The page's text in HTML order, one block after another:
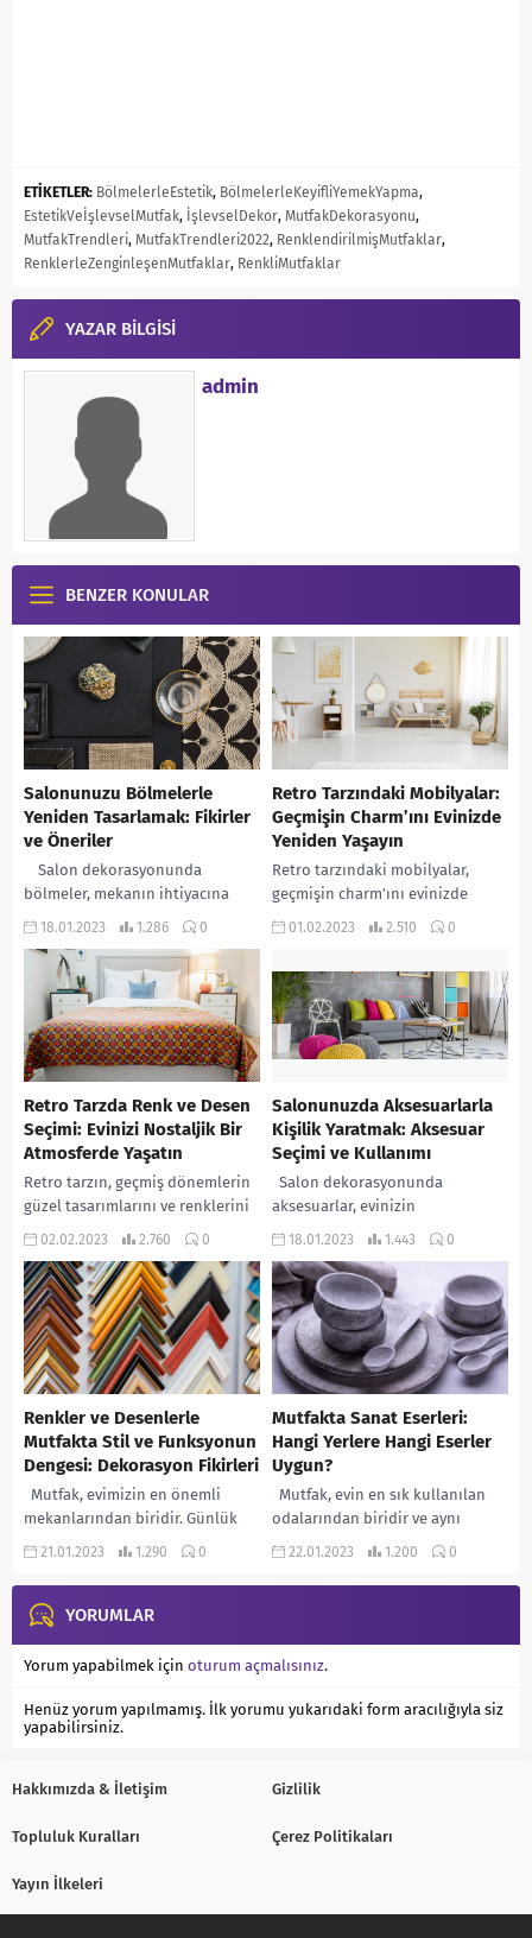
ETİKETLER: BölmelerleEstetik, BölmelerleKeyifliYemekYapma,
EstetikVeİşlevselMutfak, İşlevselDekor, MutfakDekorasyonu,
MutfakTrendleri, MutfakTrendleri2022, RenklendirilmişMutfaklar,
RenklerleZenginleşenMutfaklar, RenkliMutfaklar
YAZAR BİLGİSİ
admin
BENZER KONULAR
Salonunuzu Bölmelerle
Yeniden Tasarlamak: Fikirler
ve Öneriler
Salon dekorasyonunda
bölmeler, mekanın ihtiyacına
göre özenle seçilen ve
oluşturmak için kullanılır.
Bölmeler, mekanın fonksiyonel...
18.01.2023 1.286 0
Retro Tarzındaki Mobilyalar:
Geçmişin Charm’ını Evinizde
Yeniden Yaşayın
Retro tarzındaki mobilyalar,
geçmişin charm’ını evinizde
yeniden yaşamanıza olanak tanır.
nostalgia hissini evinizde...
01.02.2023 2.510 0
Retro Tarzda Renk ve Desen
Seçimi: Evinizi Nostaljik Bir
Atmosferde Yaşatın
Retro tarzın, geçmiş dönemlerin
güzel tasarımlarını ve renklerini
hatırlamaya dayandığı bir
evinizi nostaljik bir atmosferde
yaşatmanızı...
02.02.2023 2.760 0
Salonunuzda Aksesuarlarla
Kişilik Yaratmak: Aksesuar
Seçimi ve Kullanımı
Salon dekorasyonunda
aksesuarlar, evinizin
görünümünü ve atmosferini
Aksesuarlar, oda içindeki mevcut
renkleri ve tarzı vurgulamakta,
boş...
18.01.2023 1.443 0
Renkler ve Desenlerle
Mutfakta Stil ve Funksyonun
Dengesi: Dekorasyon Fikirleri
Mutfak, evimizin en önemli
mekanlarından biridir. Günlük
hayatımızda sıklıkla vakit
birlikte zaman geçirdiğimiz bir
alandır....
21.01.2023 1.290 0
Mutfakta Sanat Eserleri:
Hangi Yerlere Hangi Eserler
Uygun?
Mutfak, evin en sık kullanılan
odalarından biridir ve aynı
zamanda aile için önemli bir
nedenle,...
22.01.2023 1.200 0
YORUMLAR
Yorum yapabilmek için oturum açmalısınız.
Henüz yorum yapılmamış. İlk yorumu yukarıdaki form aracılığıyla siz
yapabilirsiniz.
Hakkımızda & İletişim Gizlilik
Topluluk Kuralları Çerez Politikaları
Yayın İlkeleri